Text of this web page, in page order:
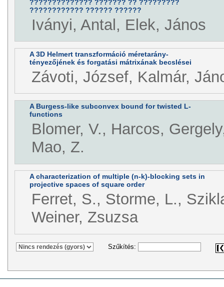
?????????????? ??????? ?? ?????????
???????????? ?????? ??????
Iványi, Antal, Elek, János
A 3D Helmert transzformáció méretarány-
tényezőjének és forgatási mátrixának becslései
Závoti, József, Kalmár,
A Burgess-like subconvex bound for twisted L-
functions
Blomer, V., Harcos,
Mao, Z.
A characterization of multiple (n-k)-blocking sets in
projective spaces of square order
Ferret, S., Storme, L.,
Weiner, Zsuzsa
Szűkítés: